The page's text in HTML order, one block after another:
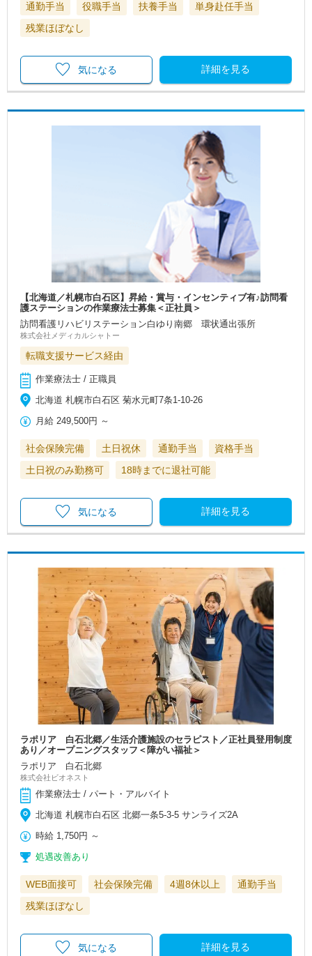
通勤手当
役職手当 扶養手当
単身赴任手当
残業ほぼなし
詳細を見る
気になる
【北海道／札幌市白石区】昇給・賞与・インセンティブ有♪訪問看
護ステーションの作業療法士募集＜正社員＞
訪問看護リハビリステーション白ゆり南郷 環状通出張所
株式会社メディカルシャトー
転職支援サービス経由
作業療法士 / 正職員
北海道 札幌市白石区 菊水元町7条1‐10‐26
月給 249,500円 ～
社会保険完備 土日祝休 通勤手当
資格手当
土日祝のみ勤務可
18時までに退社可能
詳細を見る
気になる
ラポリア 白石北郷／生活介護施設のセラピスト／正社員登用制度
あり／オープニングスタッフ＜障がい福祉＞
ラポリア 白石北郷
株式会社ビオネスト
作業療法士 / パート・アルバイト
北海道 札幌市白石区 北郷一条5-3-5 サンライズ2A
時給 1,750円 ～
処遇改善あり
WEB面接可 社会保険完備 4週8休以上
通勤手当
残業ほぼなし
詳細を見る
気になる